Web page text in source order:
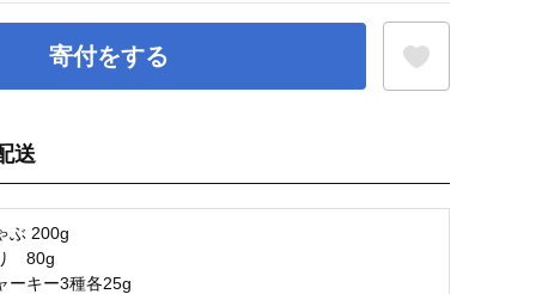
寄付をする
送
ぶ 200g
80g
ーキー3種各25g